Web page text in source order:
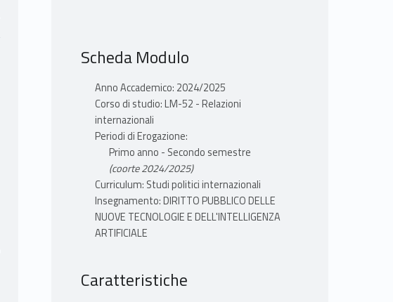
Scheda Modulo
Anno Accademico: 2024/2025
Corso di studio: LM-52 - Relazioni
internazionali
Periodi di Erogazione:
Primo anno - Secondo semestre
(coorte 2024/2025)
Curriculum: Studi politici internazionali
Insegnamento: DIRITTO PUBBLICO DELLE
NUOVE TECNOLOGIE E DELL'INTELLIGENZA
ARTIFICIALE
Caratteristiche